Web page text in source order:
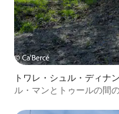
トワレ・シュル・ディナ
ル・マンとトゥールの間